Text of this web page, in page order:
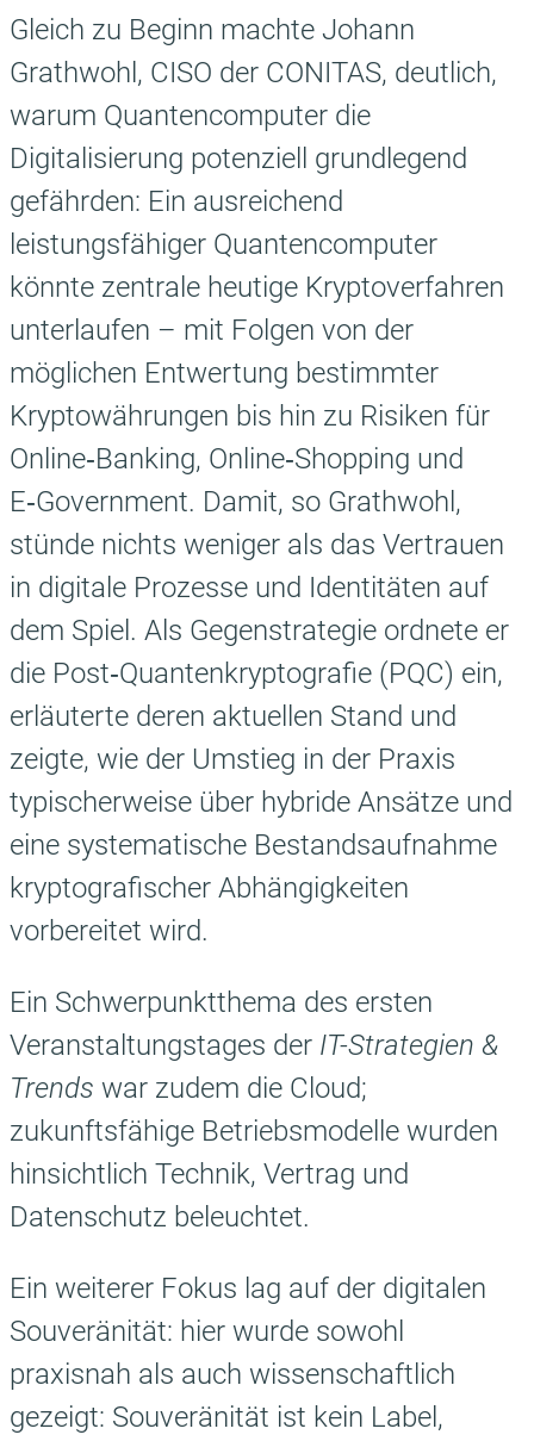
Gleich zu Beginn machte Johann
Grathwohl, CISO der CONITAS, deutlich,
warum Quantencomputer die
Digitalisierung potenziell grundlegend
gefährden: Ein ausreichend
leistungsfähiger Quantencomputer
könnte zentrale heutige Kryptoverfahren
unterlaufen – mit Folgen von der
möglichen Entwertung bestimmter
Kryptowährungen bis hin zu Risiken für
Online‑Banking, Online‑Shopping und
E‑Government. Damit, so Grathwohl,
stünde nichts weniger als das Vertrauen
in digitale Prozesse und Identitäten auf
dem Spiel. Als Gegenstrategie ordnete er
die Post‑Quantenkryptografie (PQC) ein,
erläuterte deren aktuellen Stand und
zeigte, wie der Umstieg in der Praxis
typischerweise über hybride Ansätze und
eine systematische Bestandsaufnahme
kryptografischer Abhängigkeiten
vorbereitet wird.
Ein Schwerpunktthema des ersten
Veranstaltungstages der IT-Strategien &
Trends war zudem die Cloud;
zukunftsfähige Betriebsmodelle wurden
hinsichtlich Technik, Vertrag und
Datenschutz beleuchtet.
Ein weiterer Fokus lag auf der digitalen
Souveränität: hier wurde sowohl
praxisnah als auch wissenschaftlich
gezeigt: Souveränität ist kein Label,